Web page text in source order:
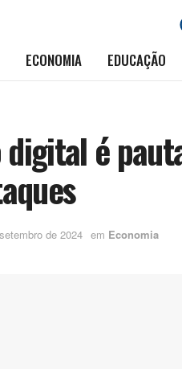
ECONOMIA EDUCAÇÃO
é
de 2024 em Economia